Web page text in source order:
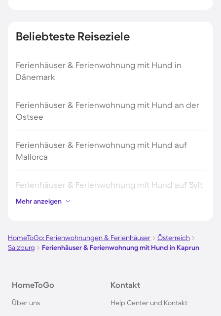
Beliebteste Reiseziele
Ferienhäuser & Ferienwohnung mit Hund in
Dänemark
Ferienhäuser & Ferienwohnung mit Hund an der
Ostsee
Ferienhäuser & Ferienwohnung mit Hund auf
Mallorca
Ferienhäuser & Ferienwohnung mit Hund auf Sylt
Ferienhäuser & Ferienwohnung mit Hund auf
Bodensee
Mehr anzeigen
HomeToGo: Ferienwohnungen & Ferienhäuser
Österreich
Salzburg
Ferienhäuser & Ferienwohnung mit Hund in Kaprun
HomeToGo
Über uns
Kontakt
Help Center und Kontakt